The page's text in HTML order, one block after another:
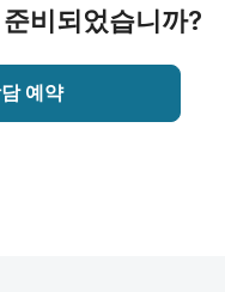
비되었습니까?
예약